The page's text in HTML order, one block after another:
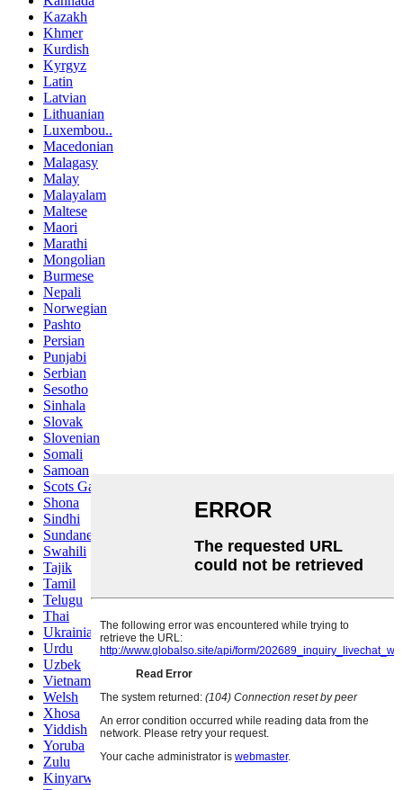
Kazakh
Khmer
Kurdish
Kyrgyz
Latin
Latvian
Lithuanian
Luxembou..
Macedonian
Malagasy
Malay
Malayalam
Maltese
Maori
Marathi
Mongolian
Burmese
Nepali
Norwegian
Pashto
Persian
Punjabi
Serbian
Sesotho
Sinhala
Slovak
Slovenian
Somali
Samoan
Scots Gaelic
Shona
Sindhi
Sundanese
Swahili
Tajik
Tamil
Telugu
Thai
Ukrainian
Urdu
Uzbek
Vietnamese
Welsh
Xhosa
Yiddish
Yoruba
Zulu
Kinyarwanda